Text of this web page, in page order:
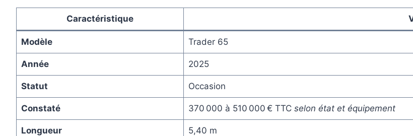
Caractéristique
Modèle Trader 65
Année 2025
Statut Occasion
Constaté 370 000 à 510 000 € TTC selon état et équipement
Longueur 5,40 m